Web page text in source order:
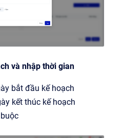
và nhập thời gian
bắt đầu kế hoạch
kết thúc kế hoạch